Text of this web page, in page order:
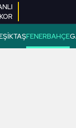
FENERBAHÇE